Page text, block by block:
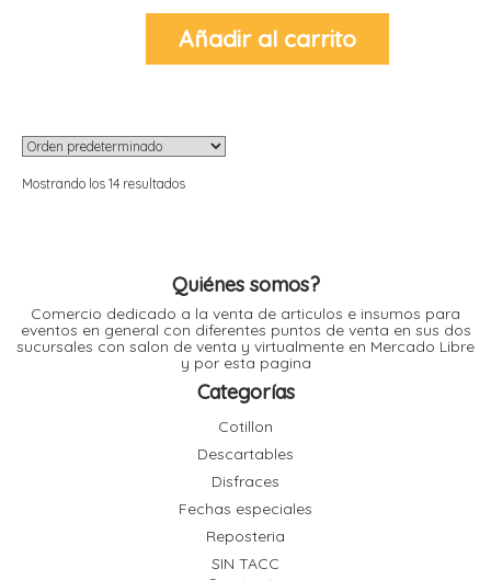
Añadir al carrito
Mostrando los 14 resultados
Quiénes somos?
Comercio dedicado a la venta de articulos e insumos para
eventos en general con diferentes puntos de venta en sus dos
sucursales con salon de venta y virtualmente en Mercado Libre
y por esta pagina
Categorías
Cotillon
Descartables
Disfraces
Fechas especiales
Reposteria
SIN TACC